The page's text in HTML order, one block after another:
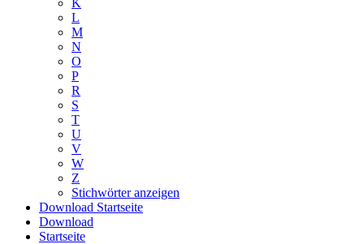
K
L
M
N
O
P
R
S
T
U
V
W
Z
Stichwörter anzeigen
Download Startseite
Download
Startseite